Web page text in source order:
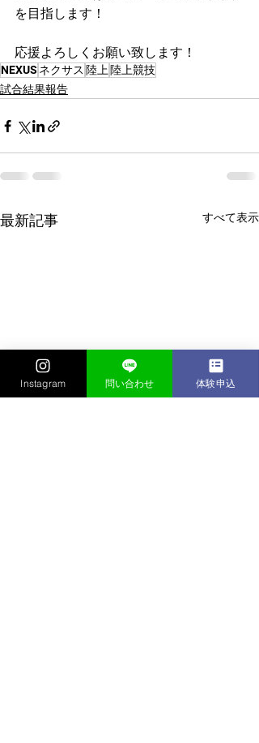
を目指します！
応援よろしくお願い致します！
NEXUS ネクサス 陸上 陸上競技
試合結果報告
最新記事 すべて表示
Instagram 問い合わせ 体験申込